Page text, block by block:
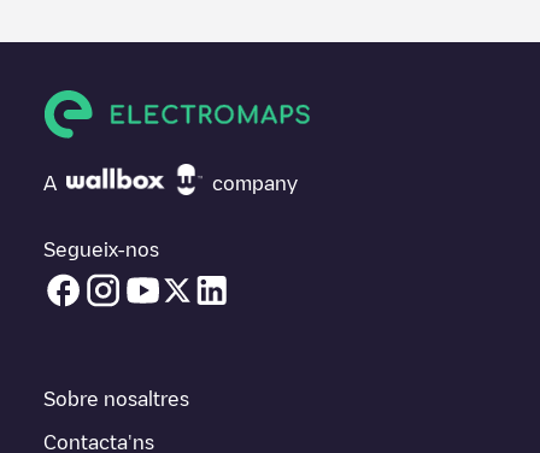
A company
Segueix-nos
Sobre nosaltres
Contacta'ns